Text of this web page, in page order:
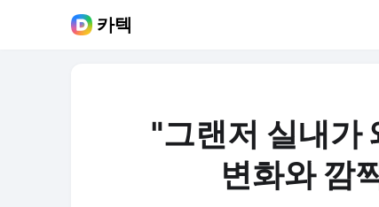
카텍
"그랜저 실내가
변화와 깜